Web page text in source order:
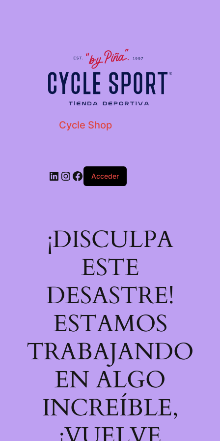
Cycle Shop
Acceder
¡DISCULPA
ESTE
DESASTRE!
ESTAMOS
TRABAJANDO
EN ALGO
INCREÍBLE,